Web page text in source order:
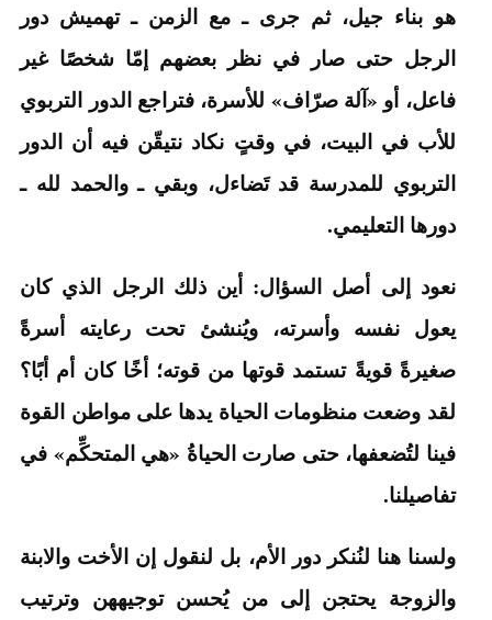
هو بناء جيل، ثم جرى ـ مع الزمن ـ تهميش دور
الرجل حتى صار في نظر بعضهم إمّا شخصًا غير
فاعل، أو «آلة صرّاف» للأسرة، فتراجع الدور التربوي
للأب في البيت، في وقتٍ نكاد نتيقّن فيه أن الدور
التربوي للمدرسة قد تَضاءل، وبقي ـ والحمد لله ـ
دورها التعليمي.
نعود إلى أصل السؤال: أين ذلك الرجل الذي كان
يعول نفسه وأسرته، ويُنشئ تحت رعايته أسرةً
صغيرةً قويةً تستمد قوتها من قوته؛ أخًا كان أم أبًا؟
لقد وضعت منظومات الحياة يدها على مواطن القوة
فينا لتُضعفها، حتى صارت الحياةُ «هي المتحكِّم» في
تفاصيلنا.
ولسنا هنا لنُنكر دور الأم، بل لنقول إن الأخت والابنة
والزوجة يحتجن إلى من يُحسن توجيههن وترتيب